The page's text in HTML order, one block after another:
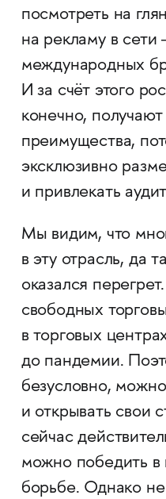
посмотреть на
на рекламу в
международных
И за счёт этого
конечно,
преимущества,
эксклюзивно
и привлекать
Мы видим, что
в эту отрасль, да
оказался
свободных
в торговых
до пандемии.
безусловно,
и открывать свои
сейчас
можно победить в
борьбе. Однако не